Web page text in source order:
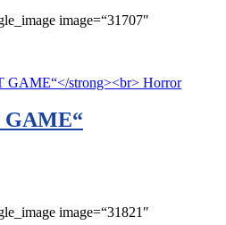
image=“31707″
GAME“
image=“31821″